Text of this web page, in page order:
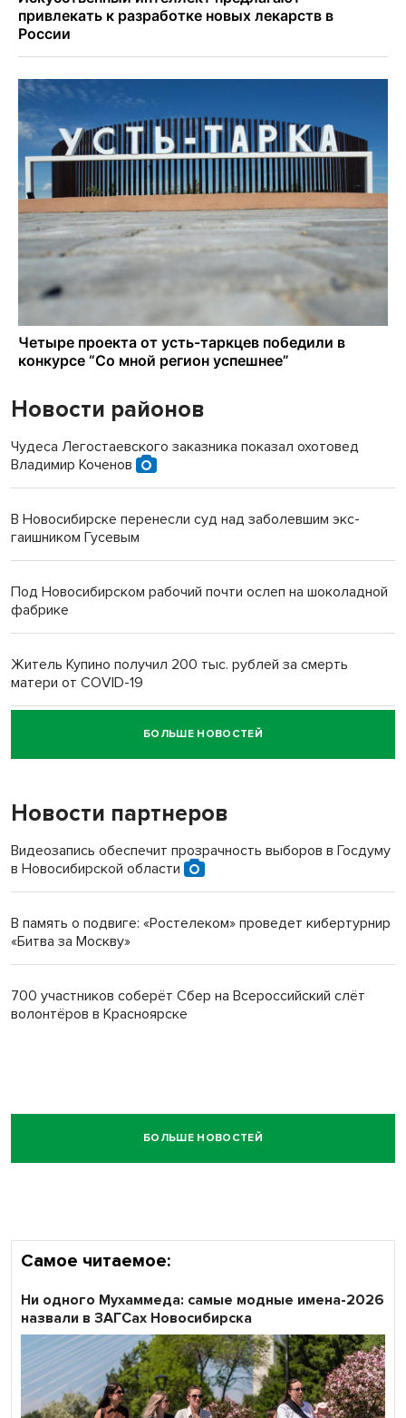
Новости районов
Чудеса Легостаевского заказника показал охотовед
Владимир Коченов
В Новосибирске перенесли суд над заболевшим экс-
гаишником Гусевым
Под Новосибирском рабочий почти ослеп на шоколадной
фабрике
Житель Купино получил 200 тыс. рублей за смерть
матери от COVID-19
Новосибирский суд наказал водителя за смерть
пенсионерки на вокзале
БОЛЬШЕ НОВОСТЕЙ
Новости партнеров
Видеозапись обеспечит прозрачность выборов в Госдуму
в Новосибирской области
В память о подвиге: «Ростелеком» проведет кибертурнир
«Битва за Москву»
700 участников соберёт Сбер на Всероссийский слёт
волонтёров в Красноярске
БОЛЬШЕ НОВОСТЕЙ
Самое читаемое:
Ни одного Мухаммеда: самые модные имена-2026
назвали в ЗАГСах Новосибирска